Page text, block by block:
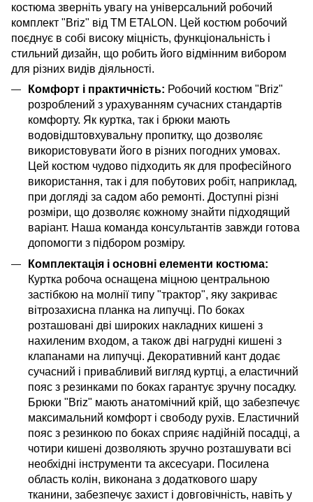
костюма зверніть увагу на універсальний робочий
комплект "Briz" від ТМ ETALON. Цей костюм робочий
поєднує в собі високу міцність, функціональність і
стильний дизайн, що робить його відмінним вибором
для різних видів діяльності.
Комфорт і практичність: Робочий костюм "Briz"
розроблений з урахуванням сучасних стандартів
комфорту. Як куртка, так і брюки мають
водовідштовхувальну пропитку, що дозволяє
використовувати його в різних погодних умовах.
Цей костюм чудово підходить як для професійного
використання, так і для побутових робіт, наприклад,
при догляді за садом або ремонті. Доступні різні
розміри, що дозволяє кожному знайти підходящий
варіант. Наша команда консультантів завжди готова
допомогти з підбором розміру.
Комплектація і основні елементи костюма:
Куртка робоча оснащена міцною центральною
застібкою на молнії типу "трактор", яку закриває
вітрозахисна планка на липучці. По боках
розташовані дві широких накладних кишені з
нахиленим входом, а також дві нагрудні кишені з
клапанами на липучці. Декоративний кант додає
сучасний і привабливий вигляд куртці, а еластичний
пояс з резинками по боках гарантує зручну посадку.
Брюки "Briz" мають анатомічний крій, що забезпечує
максимальний комфорт і свободу рухів. Еластичний
пояс з резинкою по боках сприяє надійній посадці, а
чотири кишені дозволяють зручно розташувати всі
необхідні інструменти та аксесуари. Посилена
область колін, виконана з додаткового шару
тканини, забезпечує захист і довговічність, навіть у